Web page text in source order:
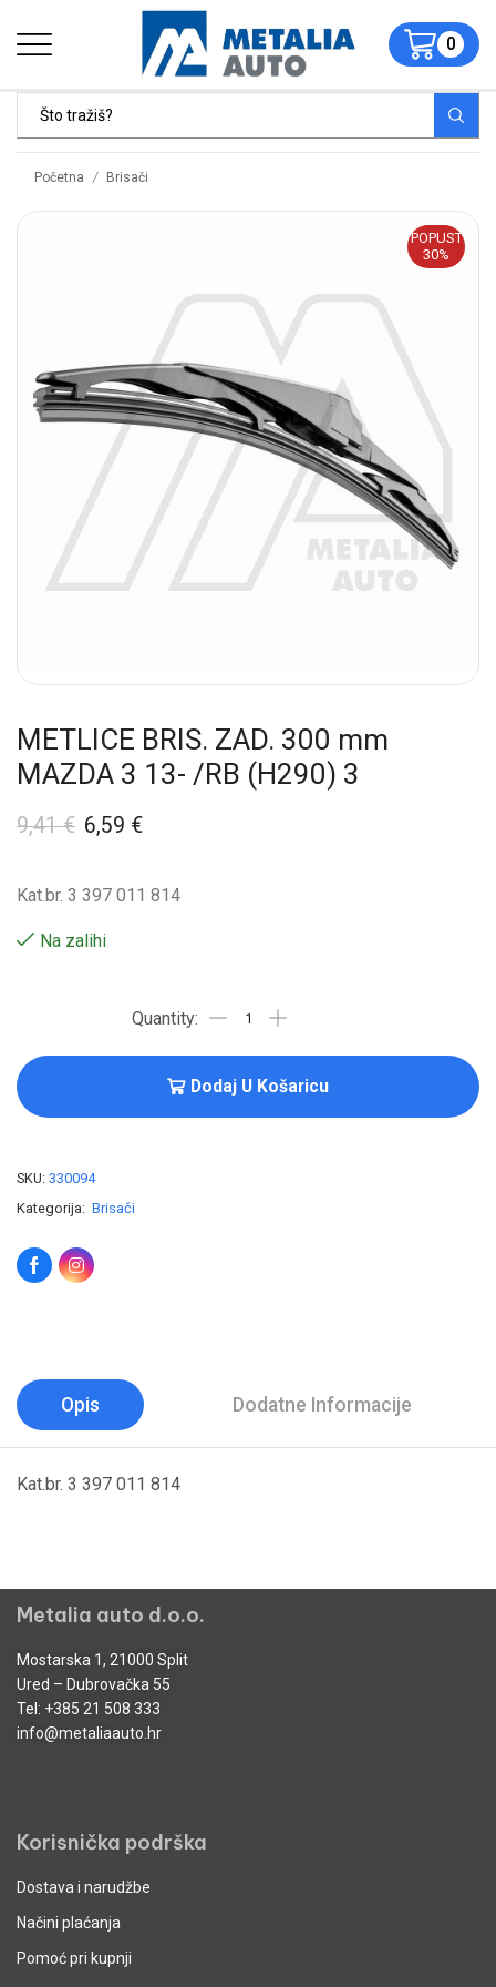
0
Početna / Brisači
POPUST
30%
METLICE BRIS. ZAD. 300 mm
MAZDA 3 13- /RB (H290) 3
9,41€ 6,59 €
Kat.br. 3 397 011 814
Na zalihi
Dodaj U Košaricu
SKU: 330094
Kategorija: Brisači
Opis Dodatne Informacije
Kat.br. 3 397 011 814
Metalia auto d.o.o.
Mostarska 1, 21000 Split
Ured – Dubrovačka 55
Tel: +385 21 508 333
info@metaliaauto.hr
Korisnička podrška
Dostava i narudžbe
Načini plaćanja
Pomoć pri kupnji